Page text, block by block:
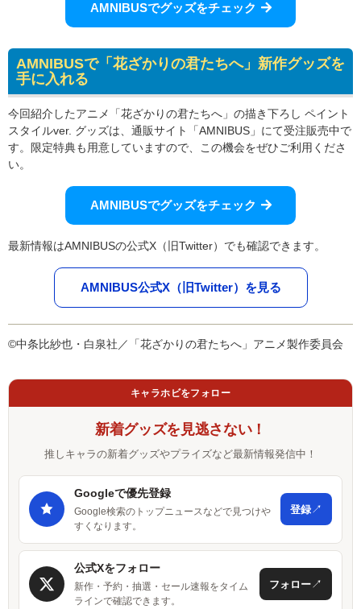
AMNIBUSでグッズをチェック
AMNIBUSで「花ざかりの君たちへ」新作グッズを
手に入れる
今回紹介したアニメ「花ざかりの君たちへ」の描き下ろし ペイント
スタイルver. グッズは、通販サイト「AMNIBUS」にて受注販売中で
す。限定特典も用意していますので、この機会をぜひご利用くださ
い。
AMNIBUSでグッズをチェック
最新情報はAMNIBUSの公式X（旧Twitter）でも確認できます。
AMNIBUS公式X（旧Twitter）を見る
©中条比紗也・白泉社／「花ざかりの君たちへ」アニメ製作委員会
キャラホビをフォロー
新着グッズを見逃さない！
推しキャラの新着グッズやプライズなど最新情報発信中！
Googleで優先登録
Google検索のトップニュースなどで見つけや
すくなります。
登録↗
公式Xをフォロー
新作・予約・抽選・セール速報をタイム
ラインで確認できます。
フォロー↗